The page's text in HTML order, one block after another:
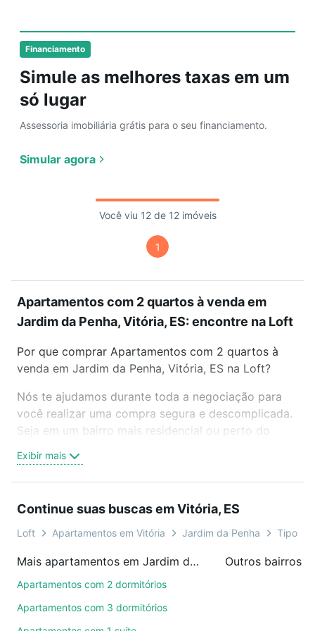
Financiamento
Simule as melhores taxas em um
só lugar
Assessoria imobiliária grátis para o seu financiamento.
Simular agora
Você viu 12 de 12 imóveis
1
Apartamentos com 2 quartos à venda em
Jardim da Penha, Vitória, ES: encontre na Loft
Por que comprar Apartamentos com 2 quartos à
venda em Jardim da Penha, Vitória, ES na Loft?
Nós te ajudamos durante toda a negociação para
você realizar uma compra segura e descomplicada.
Seja em um bairro mais residencial ou perto do
oferta ideal de Apartamentos com 2 quartos à
venda em Jardim da Penha, Vitória, ES para
ou por videochamada, é grátis, sem compromisso e
você ainda conta com mais de 46 mil corretores e
de imóveis.
Como escolher um imóvel?
Exibir mais
Continue suas buscas em Vitória, ES
Loft Apartamentos em Vitória Jardim da Penha Tipo
Mais apartamentos em Jardim da Penha
Apartamentos com 2 dormitórios
Apartamentos com 3 dormitórios
Outros bairros